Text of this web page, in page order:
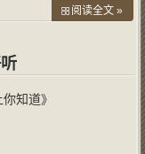
没有一款主题能完全
作一无所知，只能望
阅读全文 »
知道》